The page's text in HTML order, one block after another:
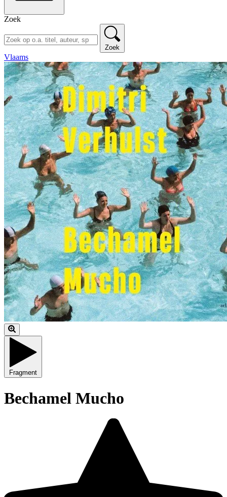
Zoek
Zoek
Vlaams
Fragment
Bechamel Mucho